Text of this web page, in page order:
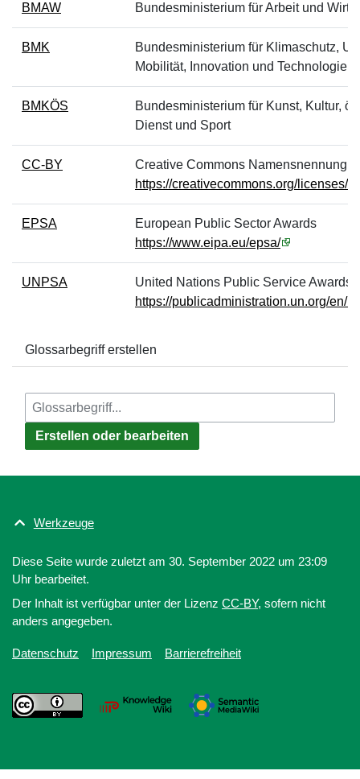
BMAW Bundesministerium für Arbeit und
BMK
Bundesministerium für Klimaschutz,
Mobilität, Innovation und Technologie
BMKÖS
Bundesministerium für Kunst, Kultur,
Dienst und Sport
CC-BY
Creative Commons Namensnennung
https://creativecommons.org/licenses/
EPSA
European Public Sector Awards
https://www.eipa.eu/epsa/
UNPSA
United Nations Public Service Awards
https://publicadministration.un.org/en/
Glossarbegriff erstellen
Erstellen oder bearbeiten
Werkzeuge
Diese Seite wurde zuletzt am 30. September 2022 um 23:09
Uhr bearbeitet.
Der Inhalt ist verfügbar unter der Lizenz CC-BY, sofern nicht
anders angegeben.
Datenschutz Impressum Barrierefreiheit